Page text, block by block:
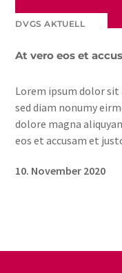
DVGS AKTUELL
At vero eos et
Lorem ipsum dolor
sed diam nonumy
dolore magna
eos et accusam et
10. November 2020